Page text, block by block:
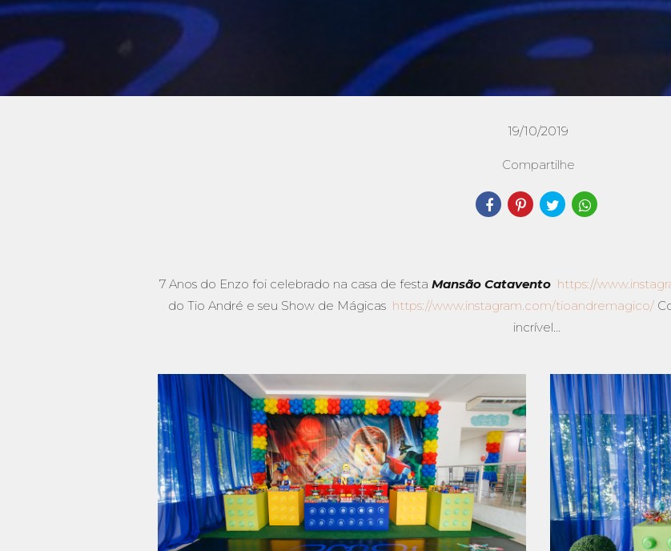
19/10/2019
Compartilhe
7 Anos do Enzo foi celebrado na casa de festa Mansão Catavento https://
do Tio André e seu Show de Mágicas https://www.instagram.com/tioandremagico/
incrível...